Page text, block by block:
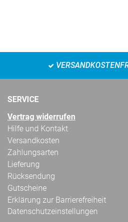
SERVICE
Vertrag widerrufen
Hilfe und Kontakt
Versandkosten
Zahlungsarten
Lieferung
Rücksendung
Gutscheine
Erklärung zur Barrierefreiheit
Datenschutzeinstellungen